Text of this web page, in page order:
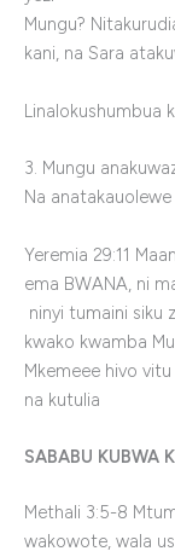
Mungu?
kani, na Sara
Linalokushumbua
3. Mungu
Na
Yeremia 29:11
ema BWANA, ni
ninyi tumaini siku
kwako kwamba
Mkemeee hivo vitu
na kutulia
SABABU KUBWA
Methali 3:5-8
wakowote, wala